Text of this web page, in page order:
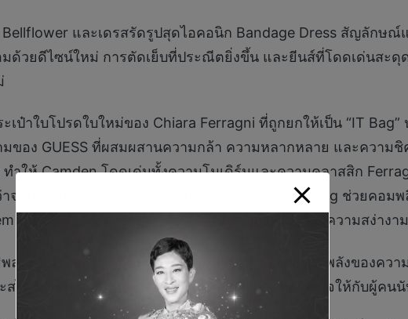
และเดรสรัดรูปสุดไอคอนิก Bandage Dress สัญลักษณ์
มด้วยดีไซน์ใหม่ การตัดเย็บที่ประณีตยิ่งขึ้น และยีนส์ที่โดดเด่นสะดุ
ป๋าใบโปรดใบใหม่ของ Chiara Ferragni ที่ถูกยกให้เป็น “IT
ของ GUESS ที่ผสมผสานความกล้า ความหลากหลาย และความชิ
ำให้ Camden โดดเด่นทั้งความโมเดิร์นและความคลาสสิก
ะเป็นยีนส์เท่ๆ สูทเรียบหรู หรือชุดราตรี Camden Bag ช่วยคอม
ที่เธอให้นิยามว่าเป็น “ส่วนผสมที่ลงตัวของความคิด ความสง่างา
ลที่พลิกโฉมโลกแฟชั่นมากว่า 10 ปี เธอคือเสียงที่ทรงพลังของคว
สไตล์ที่เป็นเอกลักษณ์ของเธอได้จุดประกายความมั่นใจให้กับผู้คน